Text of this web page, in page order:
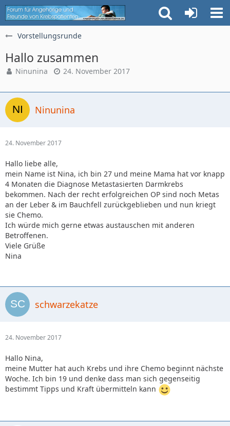
Vorstellungsrunde
Hallo zusammen
Ninunina 24. November 2017
Ninunina
24. November 2017
Hallo liebe alle,
mein Name ist Nina, ich bin 27 und meine Mama hat vor knapp
4 Monaten die Diagnose Metastasierten Darmkrebs
bekommen. Nach der recht erfolgreichen OP sind noch Metas
an der Leber & im Bauchfell zurückgeblieben und nun kriegt
sie Chemo.
Ich würde mich gerne etwas austauschen mit anderen
Betroffenen.
Viele Grüße
Nina
schwarzekatze
24. November 2017
Hallo Nina,
meine Mutter hat auch Krebs und ihre Chemo beginnt nächste
Woche. Ich bin 19 und denke dass man sich gegenseitig
bestimmt Tipps und Kraft übermitteln kann